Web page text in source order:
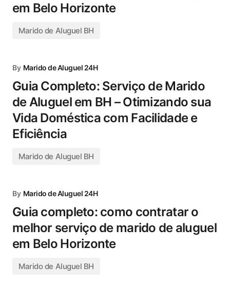
em Belo Horizonte
Marido de Aluguel BH
By Marido de Aluguel 24H
Guia Completo: Serviço de Marido
de Aluguel em BH – Otimizando sua
Vida Doméstica com Facilidade e
Eficiência
Marido de Aluguel BH
By Marido de Aluguel 24H
Guia completo: como contratar o
melhor serviço de marido de aluguel
em Belo Horizonte
Marido de Aluguel BH